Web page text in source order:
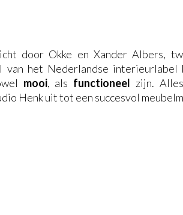
door Okke en Xander Albers,
van het Nederlandse
mooi, als functioneel zijn.
Henk uit tot een succesvol